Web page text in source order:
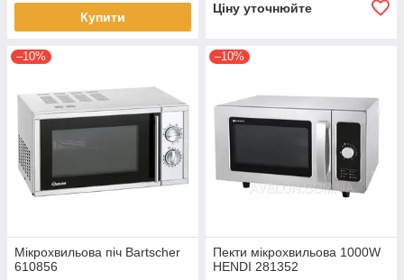
Купити
Ціну уточнюйте
–10%
Мікрохвильова піч Bartscher
610856
–10%
Пекти мікрохвильова 1000W
HENDI 281352